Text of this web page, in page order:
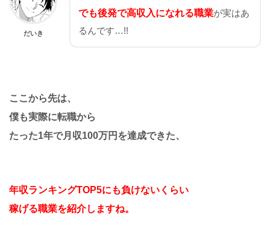
だいき
でも後発で高収入になれる職業が実はあ
るんです…!!
ここから先は、
僕も実際に転職から
たった1年で月収100万円を達成できた、
年収ランキングTOP5にも負けないくらい
稼げる職業を紹介しますね。